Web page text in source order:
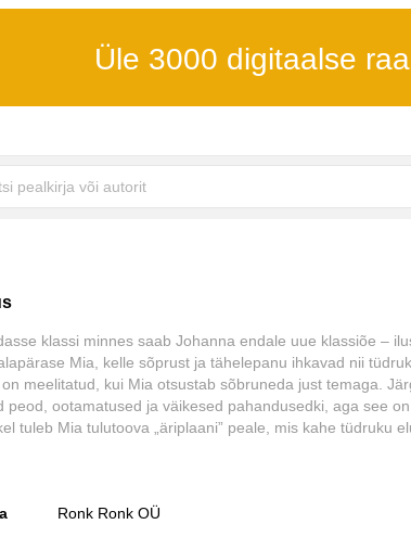
Üle 3000 digitaalse
klassi minnes saab Johanna endale uue klassiõe –
Mia, kelle sõprust ja tähelepanu ihkavad nii
meelitatud, kui Mia otsustab sõbruneda just temaga.
peod, ootamatused ja väikesed pahandusedki, aga see on
tuleb Mia tulutoova „äriplaani” peale, mis kahe tüdruku
Ronk Ronk OÜ